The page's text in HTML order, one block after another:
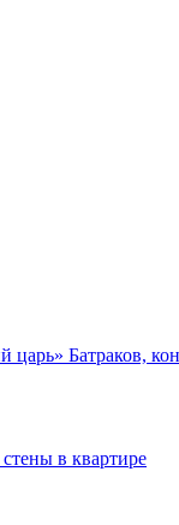
царь» Батраков,
в квартире